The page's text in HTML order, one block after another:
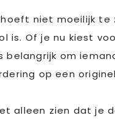
niet moeilijk
is. Of je nu kiest
om
op een
alleen zien dat je